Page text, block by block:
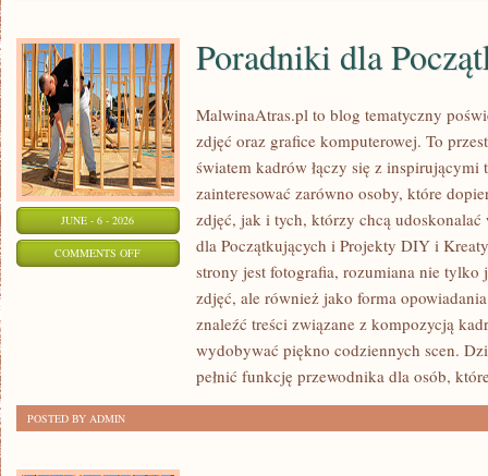
JUNE - 6 - 2026
COMMENTS OFFON
PORADNIKI
POCZĄTKUJĄCYCH
Poradniki dla
MalwinaAtras.pl to blog tematyczny
zdjęć oraz grafice komputerowej. To
światem kadrów łączy się z inspirującymi
zainteresować zarówno osoby, które
zdjęć, jak i tych, którzy chcą
dla Początkujących i Projekty DIY i
strony jest fotografia, rozumiana nie
zdjęć, ale również jako forma
znaleźć treści związane z kompozycją
wydobywać piękno codziennych scen.
pełnić funkcję przewodnika dla osób,
POSTED BY ADMIN